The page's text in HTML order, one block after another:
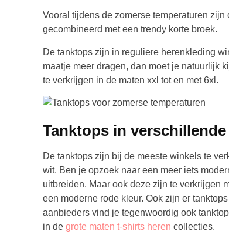
Vooral tijdens de zomerse temperaturen
gecombineerd met een trendy korte broek.
De tanktops zijn in reguliere herenkleding
maatje meer dragen, dan moet je natuurlijk
te verkrijgen in de maten xxl tot en met 6xl.
Tanktops in
De tanktops zijn bij de meeste winkels te
wit. Ben je opzoek naar een meer iets
uitbreiden. Maar ook deze zijn te verkrijgen
een moderne rode kleur. Ook zijn er
aanbieders vind je tegenwoordig ook
in de grote maten t-shirts heren collecties.